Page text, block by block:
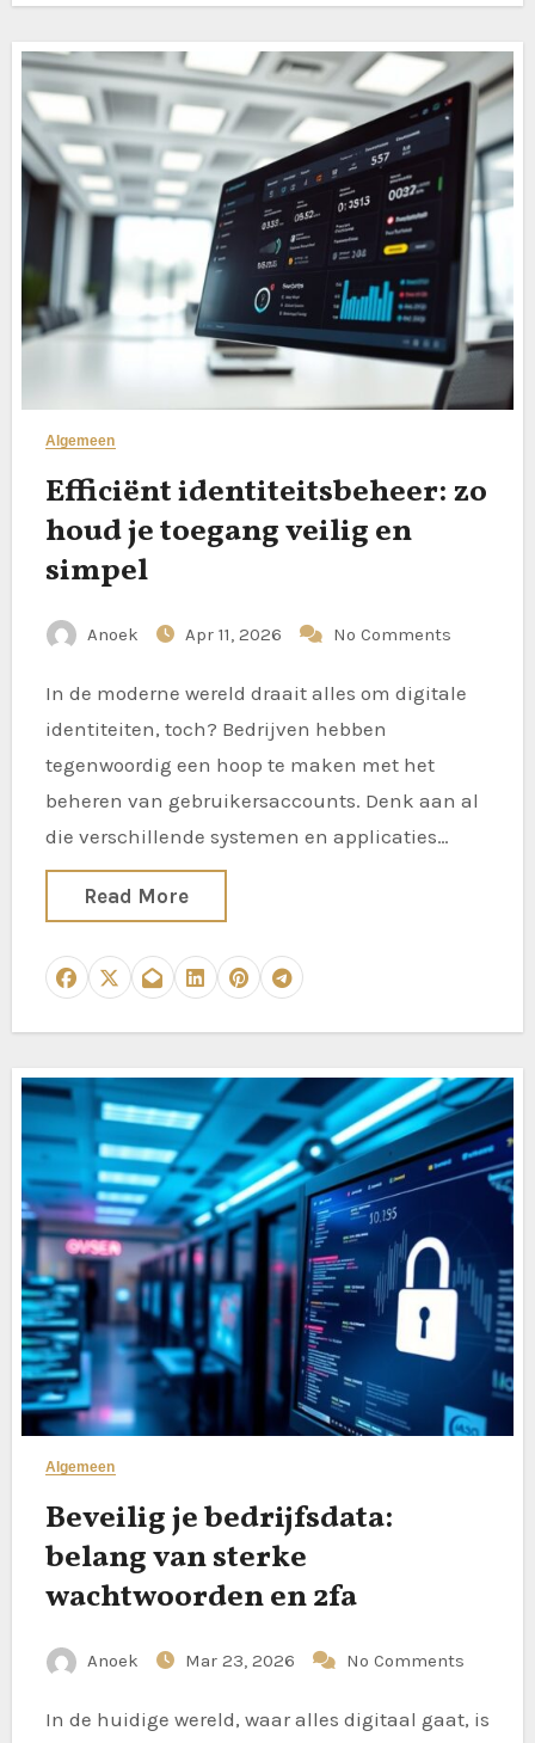
Algemeen
Efficiënt identiteitsbeheer: zo
houd je toegang veilig en
simpel
Anoek Apr 11, 2026 No Comments
In de moderne wereld draait alles om digitale
identiteiten, toch? Bedrijven hebben
tegenwoordig een hoop te maken met het
beheren van gebruikersaccounts. Denk aan al
die verschillende systemen en applicaties…
Read More
Algemeen
Beveilig je bedrijfsdata:
belang van sterke
wachtwoorden en 2fa
Anoek Mar 23, 2026 No Comments
In de huidige wereld, waar alles digitaal gaat, is